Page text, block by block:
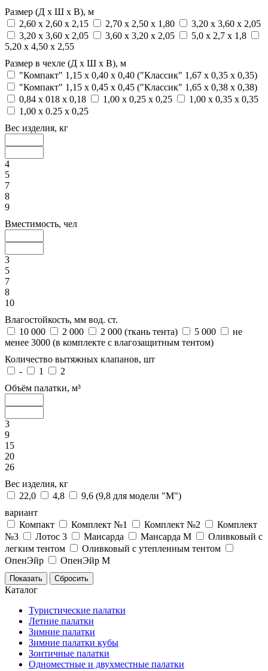
Размер (Д х Ш х В), м
2,60 х 2,60 х 2,15
2,70 х 2,50 х 1,80
3,20 x 3,60 x 2,05
3,20 х 3,60 х 2,05
3,60 х 3,20 х 2,05
5,0 х 2,7 х 1,8
5,20 х 4,50 х 2,55
Размер в чехле (Д х Ш х В), м
"Компакт" 1,15 х 0,40 х 0,40 ("Классик" 1,67 х 0,35 х 0,35)
"Компакт" 1,15 х 0,45 х 0,45 ("Классик" 1,65 х 0,38 х 0,38)
0,84 х 018 х 0,18
1,00 х 0,25 х 0,25
1,00 х 0,35 х 0,35
1,00 х 0.25 х 0,25
Вес изделия, кг
4
5
7
8
9
Вместимость, чел
3
5
7
8
10
Влагостойкость, мм вод. ст.
10 000
2 000 2 000 (ткань тента) 5 000
не
менее 3000 (в комплекте с влагозащитным тентом)
Количество вытяжных клапанов, шт
-
1
2
Объём палатки, м³
3
9
15
20
26
Вес изделия, кг
22,0
4,8
9,6 (9,8 для модели "М")
вариант
Компакт
Комплект №1 Комплект №2
Комплект
№3
Лотос 3 Мансарда Мансарда М
Оливковый с
легким тентом
Оливковый с утепленным тентом
ОпенЭйр
ОпенЭйр М
Каталог
Туристические палатки
Летние палатки
Зимние палатки
Зимние палатки кубы
Зонтичные палатки
Одноместные и двухместные палатки